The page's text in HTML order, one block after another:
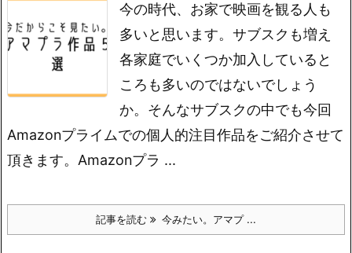
今の時代、お家で映画を観る人も
多いと思います。サブスクも増え
各家庭でいくつか加入していると
ころも多いのではないでしょう
か。そんなサブスクの中でも今回
Amazonプライムでの個人的注目作品をご紹介させて
頂きます。 Amazonプラ ...
記事を読む 今みたい。アマプ ...